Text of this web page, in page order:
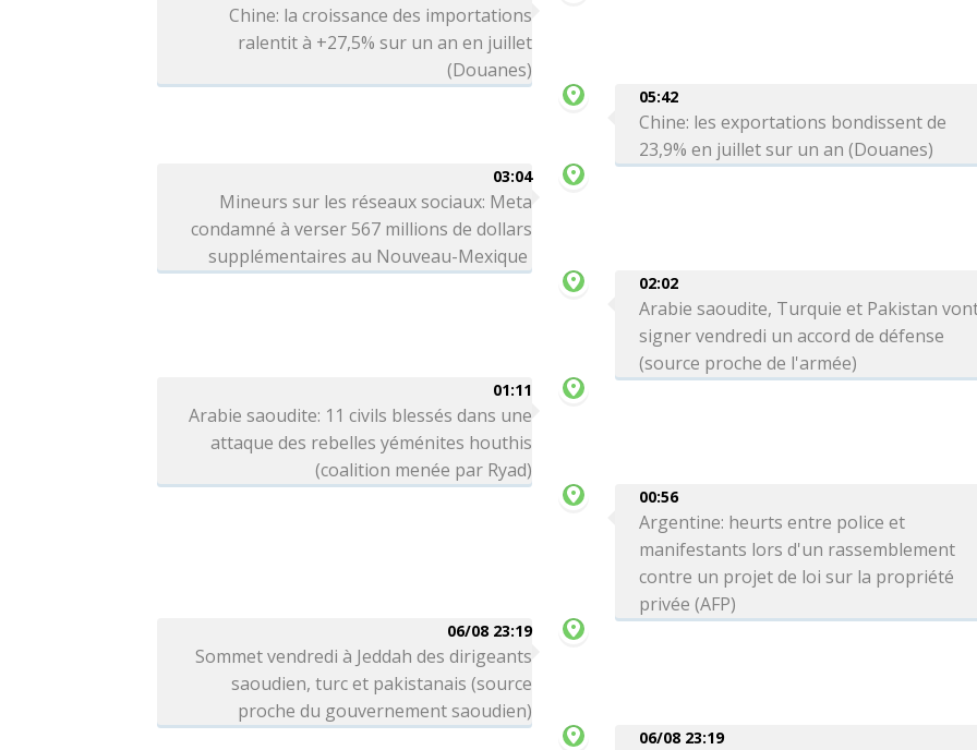
Chine: la croissance des importations
ralentit à +27,5% sur un an en juillet
(Douanes)
05:42
Chine: les exportations bondissent de
23,9% en juillet sur un an (Douanes)
03:04
Mineurs sur les réseaux sociaux: Meta
condamné à verser 567 millions de dollars
supplémentaires au Nouveau-Mexique
02:02
Arabie saoudite, Turquie et Pakistan
signer vendredi un accord de défense
(source proche de l'armée)
01:11
Arabie saoudite: 11 civils blessés dans une
attaque des rebelles yéménites houthis
(coalition menée par Ryad)
00:56
Argentine: heurts entre police et
manifestants lors d'un rassemblement
contre un projet de loi sur la propriété
privée (AFP)
06/08 23:19
Sommet vendredi à Jeddah des dirigeants
saoudien, turc et pakistanais (source
proche du gouvernement saoudien)
06/08 23:19